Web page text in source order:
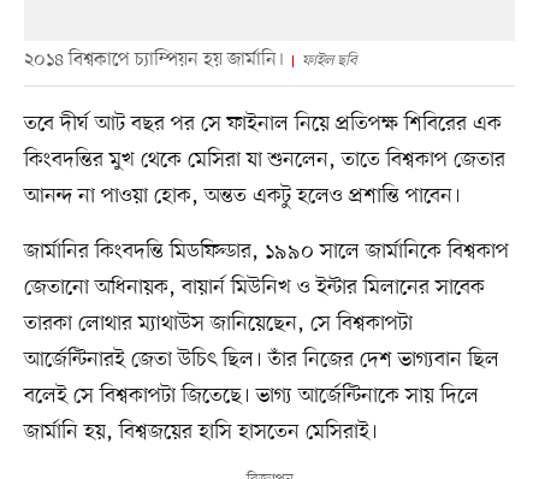
২০১৪ বিশ্বকাপে চ্যাম্পিয়ন হয় জার্মানি। ফাইল ছবি
তবে দীর্ঘ আট বছর পর সে ফাইনাল নিয়ে প্রতিপক্ষ শিবিরের এক
কিংবদন্তির মুখ থেকে মেসিরা যা শুনলেন, তাতে বিশ্বকাপ জেতার
আনন্দ না পাওয়া হোক, অন্তত একটু হলেও প্রশান্তি পাবেন।
জার্মানির কিংবদন্তি মিডফিল্ডার, ১৯৯০ সালে জার্মানিকে বিশ্বকাপ
জেতানো অধিনায়ক, বায়ার্ন মিউনিখ ও ইন্টার মিলানের সাবেক
তারকা লোথার ম্যাথাউস জানিয়েছেন, সে বিশ্বকাপটা
আর্জেন্টিনারই জেতা উচিৎ ছিল। তাঁর নিজের দেশ ভাগ্যবান ছিল
বলেই সে বিশ্বকাপটা জিতেছে। ভাগ্য আর্জেন্টিনাকে সায় দিলে
জার্মানি হয়, বিশ্বজয়ের হাসি হাসতেন মেসিরাই।